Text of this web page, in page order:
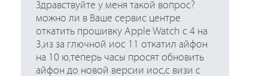
Здравствуйте у меня такой вопрос?
можно ли в Ваше сервис центре
откатить прошивку Apple Watch с 4 на
3,из за глючной иос 11 откатил айфон
на 10 ю,теперь часы просят обновить
айфон до новой версии иос,с визи с